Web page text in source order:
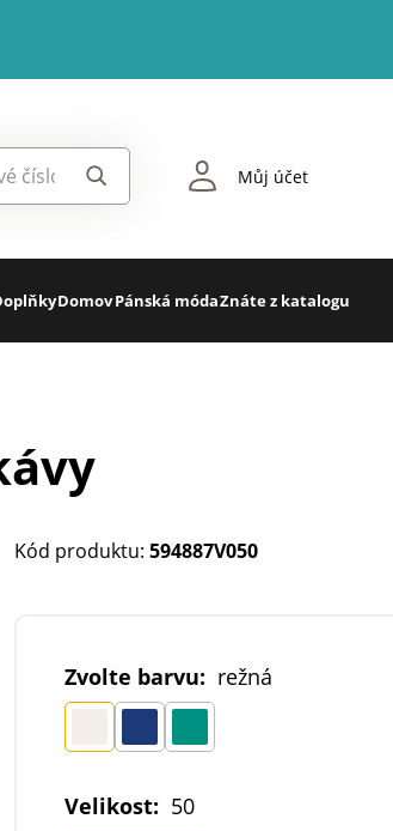
Můj účet
DomovPánská módaZnáte z katalogu
Kód produktu: 594887V050
Zvolte barvu: režná
Velikost: 50